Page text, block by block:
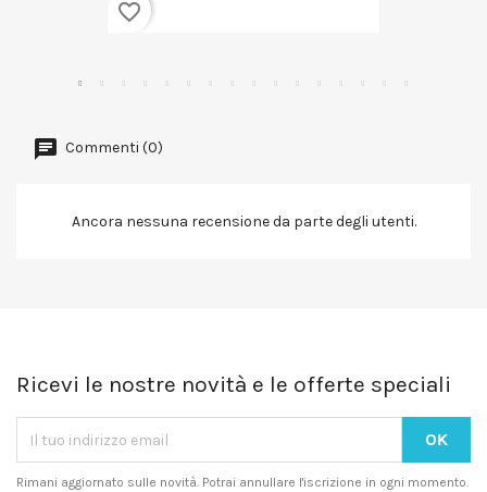
Commenti (0)
Ancora nessuna recensione da parte degli utenti.
Ricevi le nostre novità e le offerte speciali
Rimani aggiornato sulle novità. Potrai annullare l'iscrizione in ogni momento.